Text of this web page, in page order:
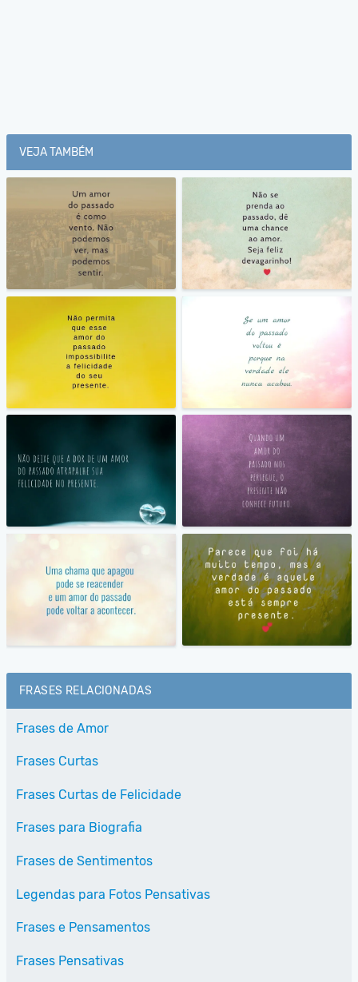
VEJA TAMBÉM
FRASES RELACIONADAS
Frases de Amor
Frases Curtas
Frases Curtas de Felicidade
Frases para Biografia
Frases de Sentimentos
Legendas para Fotos Pensativas
Frases e Pensamentos
Frases Pensativas